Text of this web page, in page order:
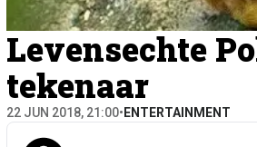
Levensechte
tekenaar
22 JUN 2018, 21:00•ENTERTAINMENT